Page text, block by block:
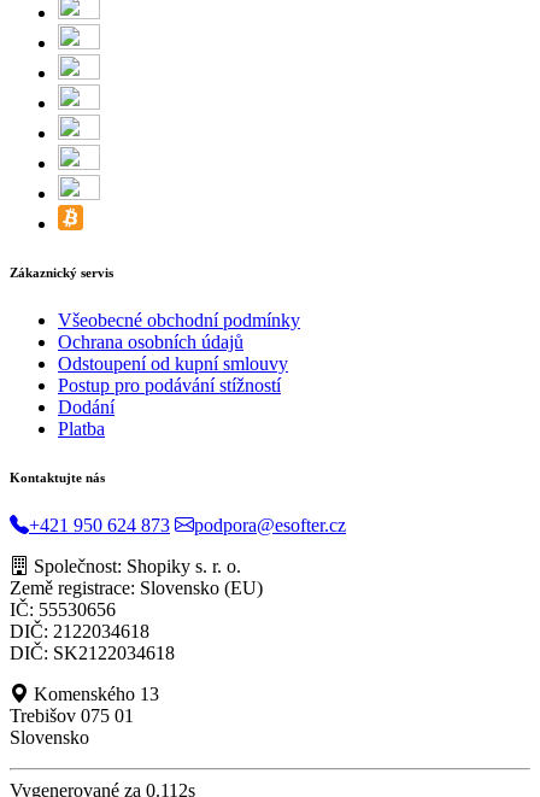
Zákaznický servis
Všeobecné obchodní podmínky
Ochrana osobních údajů
Odstoupení od kupní smlouvy
Postup pro podávání stížností
Dodání
Platba
Kontaktujte nás
+421 950 624 873
podpora@esofter.cz
Společnost: Shopiky s. r. o.
Země registrace: Slovensko (EU)
IČ: 55530656
DIČ: 2122034618
DIČ: SK2122034618
Komenského 13
Trebišov 075 01
Slovensko
Vygenerované za 0.112s